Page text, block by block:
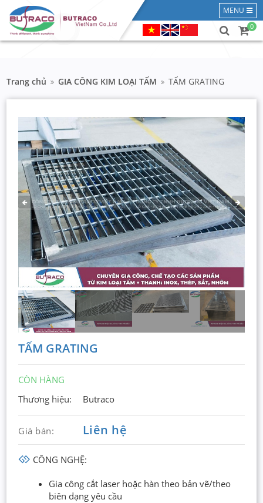
MENU
0
Trang chủ GIA CÔNG KIM LOẠI TẤM TẤM GRATING
PREVIOUS NEXT
TẤM GRATING
CÒN HÀNG
Thương hiệu:
Butraco
Giá bán: Liên hệ
CÔNG NGHỆ:
Gia công cắt laser hoặc hàn theo bản vẽ/theo
biên dạng yêu cầu